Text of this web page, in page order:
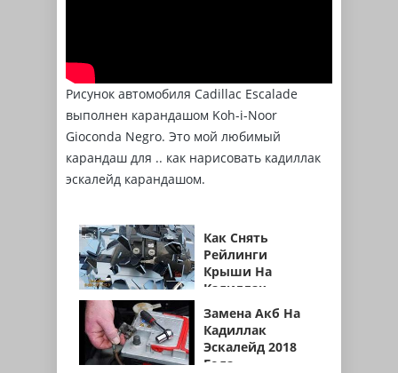
Рисунок автомобиля Cadillac Escalade
выполнен карандашом Koh-i-Noor
Gioconda Negro. Это мой любимый
карандаш для .. как нарисовать кадиллак
эскалейд карандашом.
Как Снять
Рейлинги
Крыши На
Кадиллак
Замена Акб На
Кадиллак
Эскалейд 2018
Года